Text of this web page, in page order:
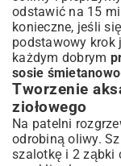
odstawić na 15
konieczne, jeśli
podstawowy krok
każdym dobrym
sosie
Tworzenie
ziołowego
Na patelni
odrobiną oliwy.
szalotkę i 2 ząbki